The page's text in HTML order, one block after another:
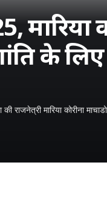
मारिया
के लिए
मारिया कोरीना